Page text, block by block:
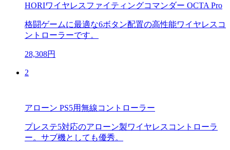
HORIワイヤレスファイティングコマンダー OCTA Pro
格闘ゲームに最適な6ボタン配置の高性能ワイヤレスコ
ントローラーです。
28,308円
2
アローン PS5用無線コントローラー
プレステ5対応のアローン製ワイヤレスコントローラ
ー。サブ機としても優秀。